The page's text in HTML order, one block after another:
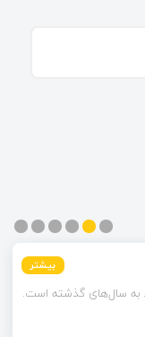
بیشتر
بیشتر
به سال‌های گذشته است.
بیشتر
بیشتر
بیشتر
بیشتر